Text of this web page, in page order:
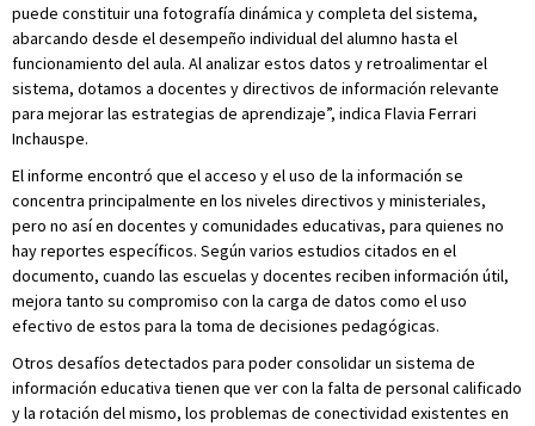
puede constituir una fotografía dinámica y completa del sistema,
abarcando desde el desempeño individual del alumno hasta el
funcionamiento del aula. Al analizar estos datos y retroalimentar el
sistema, dotamos a docentes y directivos de información relevante
para mejorar las estrategias de aprendizaje”, indica Flavia Ferrari
Inchauspe.
El informe encontró que el acceso y el uso de la información se
concentra principalmente en los niveles directivos y ministeriales,
pero no así en docentes y comunidades educativas, para quienes no
hay reportes específicos. Según varios estudios citados en el
documento, cuando las escuelas y docentes reciben información útil,
mejora tanto su compromiso con la carga de datos como el uso
efectivo de estos para la toma de decisiones pedagógicas.
Otros desafíos detectados para poder consolidar un sistema de
información educativa tienen que ver con la falta de personal calificado
y la rotación del mismo, los problemas de conectividad existentes en